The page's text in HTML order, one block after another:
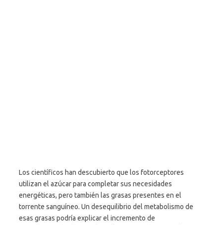
Los científicos han descubierto que los fotorceptores
utilizan el azúcar para completar sus necesidades
energéticas, pero también las grasas presentes en el
torrente sanguíneo. Un desequilibrio del metabolismo de
esas grasas podría explicar el incremento de